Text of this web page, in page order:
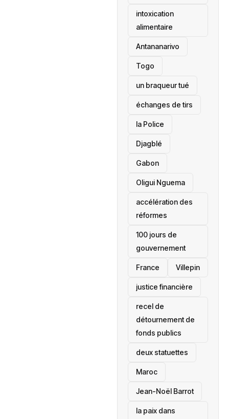
intoxication
alimentaire
Antananarivo
‎Togo
un braqueur tué
échanges de tirs
la Police
Djagblé
Gabon
Oligui Nguema
accélération des
réformes
100 jours de
gouvernement
France Villepin
justice financière
recel de
détournement de
fonds publics
deux statuettes
Maroc
Jean-Noël Barrot
la paix dans